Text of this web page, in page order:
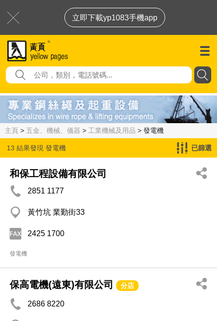
立即下載yp1083手機app
主頁 > 五金、機械、儀器 > 工業機械及用品 > 發電機
13 結果發現 發電機 已篩選
和保工程設備有限公司
2851 1177
黃竹坑 業勤街33
2425 1700
發電機
保高電機(遠東)有限公司 分店
2686 8220